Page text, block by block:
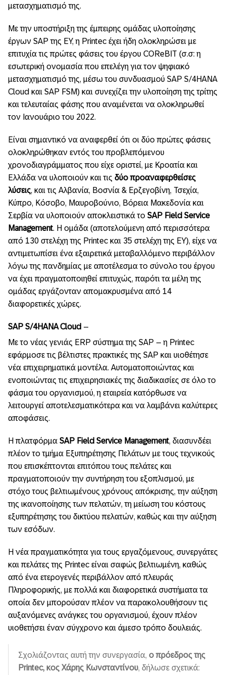
μετασχηματισμό της.
Με την υποστήριξη της έμπειρης ομάδας υλοποίησης
έργων SAP της EΥ, η Printec έχει ήδη ολοκληρώσει με
επιτυχία τις πρώτες φάσεις του έργου COReBIT (σ.σ: η
εσωτερική ονομασία που επελέγη για τον ψηφιακό
μετασχηματισμό της, μέσω του συνδυασμού SAP S/4HANA
Cloud και SAP FSM) και συνεχίζει την υλοποίηση της τρίτης
και τελευταίας φάσης που αναμένεται να ολοκληρωθεί
τον Ιανουάριο του 2022.
Είναι σημαντικό να αναφερθεί ότι οι δύο πρώτες φάσεις
ολοκληρώθηκαν εντός του προβλεπόμενου
χρονοδιαγράμματος που είχε οριστεί, με Κροατία και
Ελλάδα να υλοποιούν και τις δύο προαναφερθείσες
λύσεις, και τις Αλβανία, Βοσνία & Ερζεγοβίνη, Τσεχία,
Κύπρο, Κόσοβο, Μαυροβούνιο, Βόρεια Μακεδονία και
Σερβία να υλοποιούν αποκλειστικά το SAP Field Service
Management. Η ομάδα (αποτελούμενη από περισσότερα
από 130 στελέχη της Printec και 35 στελέχη της EY), είχε να
αντιμετωπίσει ένα εξαιρετικά μεταβαλλόμενο περιβάλλον
λόγω της πανδημίας με αποτέλεσμα το σύνολο του έργου
να έχει πραγματοποιηθεί επιτυχώς, παρότι τα μέλη της
ομάδας εργάζονταν απομακρυσμένα από 14
διαφορετικές χώρες.
SAP S/4HANA Cloud –
Με το νέας γενιάς ERP σύστημα της SAP – η Printec
εφάρμοσε τις βέλτιστες πρακτικές της SAP και υιοθέτησε
νέα επιχειρηματικά μοντέλα. Αυτοματοποιώντας και
ενοποιώντας τις επιχειρησιακές της διαδικασίες σε όλο το
φάσμα του οργανισμού, η εταιρεία κατόρθωσε να
λειτουργεί αποτελεσματικότερα και να λαμβάνει καλύτερες
αποφάσεις.
Η πλατφόρμα SAP Field Service Management, διασυνδέει
πλέον το τμήμα Εξυπηρέτησης Πελάτων με τους τεχνικούς
που επισκέπτονται επιτόπου τους πελάτες και
πραγματοποιούν την συντήρηση του εξοπλισμού, με
στόχο τους βελτιωμένους χρόνους απόκρισης, την αύξηση
της ικανοποίησης των πελατών, τη μείωση του κόστους
εξυπηρέτησης του δικτύου πελατών, καθώς και την αύξηση
των εσόδων.
Η νέα πραγματικότητα για τους εργαζόμενους, συνεργάτες
και πελάτες της Printec είναι σαφώς βελτιωμένη, καθώς
από ένα ετερογενές περιβάλλον από πλευράς
Πληροφορικής, με πολλά και διαφορετικά συστήματα τα
οποία δεν μπορούσαν πλέον να παρακολουθήσουν τις
αυξανόμενες ανάγκες του οργανισμού, έχουν πλέον
υιοθετήσει έναν σύγχρονο και άμεσο τρόπο δουλειάς.
Σχολιάζοντας αυτή την συνεργασία, ο πρόεδρος της
Printec, κος Χάρης Κωνσταντίνου, δήλωσε σχετικά: